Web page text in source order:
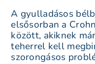
A gyulladásos
elsősorban a
között, akiknek
teherrel kell
szorongásos